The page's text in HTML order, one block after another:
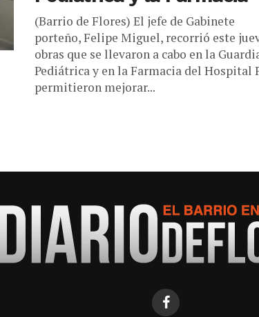
(Barrio de Flores) El jefe de Gabinete
porteño, Felipe Miguel, recorrió este
obras que se llevaron a cabo en la
Pediátrica y en la Farmacia del Hospital
permitieron mejorar...